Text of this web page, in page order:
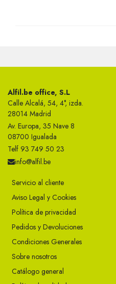
Alfil.be office, S.L
Calle Alcalá, 54, 4°, izda.
28014 Madrid
Av. Europa, 35 Nave 8
08700 Igualada
Telf 93 749 50 23
info@alfil.be
Servicio al cliente
Aviso Legal y Cookies
Política de privacidad
Pedidos y Devoluciones
Condiciones Generales
Sobre nosotros
Catálogo general